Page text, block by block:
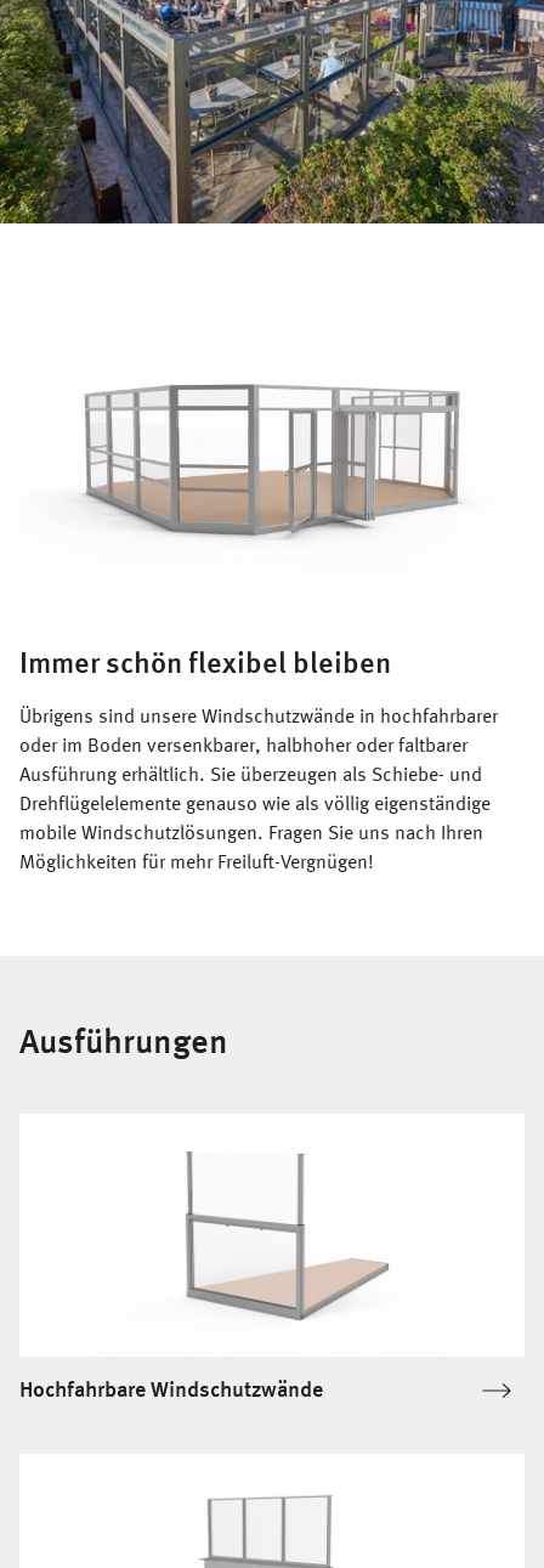
Immer schön flexibel bleiben
Übrigens sind unsere Windschutzwände in hochfahrbarer
oder im Boden versenkbarer, halbhoher oder faltbarer
Ausführung erhältlich. Sie überzeugen als Schiebe- und
Drehflügelelemente genauso wie als völlig eigenständige
mobile Windschutzlösungen. Fragen Sie uns nach Ihren
Möglichkeiten für mehr Freiluft-Vergnügen!
Ausführungen
Hochfahrbare Windschutzwände